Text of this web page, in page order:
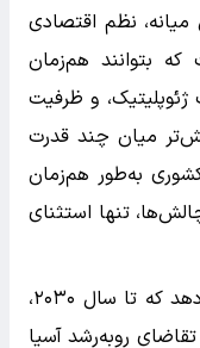
نظم اقتصادی
بتوانند هم‌زمان
ژئوپلیتیک، و ظرفیت
میان چند قدرت
به‌طور هم‌زمان
تنها استثنای
تحلیل داده‌های انرژی جهان نشان می‌دهد که تا سال ۲۰۳۰،
روبه‌رشد آسیا